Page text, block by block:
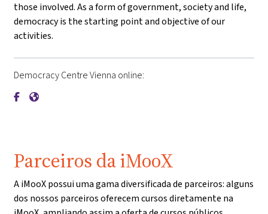
those involved. As a form of government, society and life,
democracy is the starting point and objective of our
activities.
Democracy Centre Vienna online:
{mlang de}Demokratiezentrum Wien{mlang}{mlang
{mlang de}Demokratiezentrum Wien{mlang}{mlang
Parceiros da iMooX
A iMooX possui uma gama diversificada de parceiros: alguns
dos nossos parceiros oferecem cursos diretamente na